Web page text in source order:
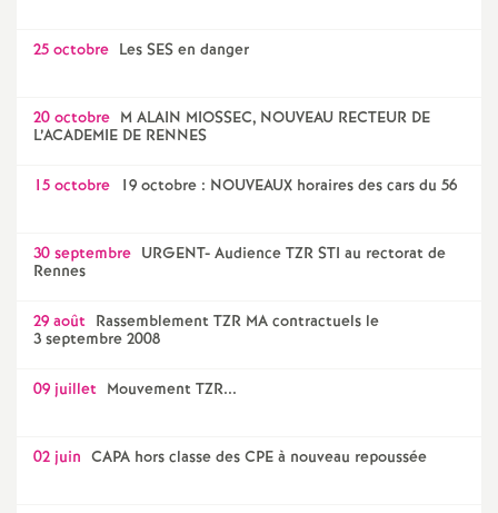
25 octobre Les SES en danger
20 octobre M ALAIN MIOSSEC, NOUVEAU RECTEUR DE
L’ACADEMIE DE RENNES
15 octobre 19 octobre : NOUVEAUX horaires des cars du 56
30 septembre URGENT- Audience TZR STI au rectorat de
Rennes
29 août Rassemblement TZR MA contractuels le
3 septembre 2008
09 juillet Mouvement TZR...
02 juin CAPA hors classe des CPE à nouveau repoussée